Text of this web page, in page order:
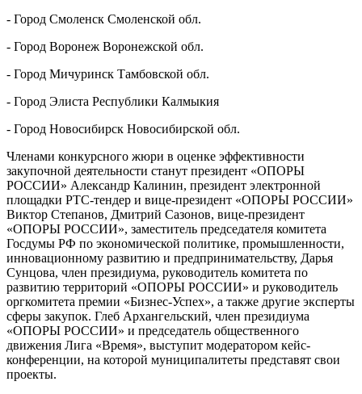
- Город Смоленск Смоленской обл.
- Город Воронеж Воронежской обл.
- Город Мичуринск Тамбовской обл.
- Город Элиста Республики Калмыкия
- Город Новосибирск Новосибирской обл.
Членами конкурсного жюри в оценке эффективности
закупочной деятельности станут президент «ОПОРЫ
РОССИИ» Александр Калинин, президент электронной
площадки РТС-тендер и вице-президент «ОПОРЫ РОССИИ»
Виктор Степанов, Дмитрий Сазонов, вице-президент
«ОПОРЫ РОССИИ», заместитель председателя комитета
Госдумы РФ по экономической политике, промышленности,
инновационному развитию и предпринимательству, Дарья
Сунцова, член президиума, руководитель комитета по
развитию территорий «ОПОРЫ РОССИИ» и руководитель
оргкомитета премии «Бизнес-Успех», а также другие эксперты
сферы закупок. Глеб Архангельский, член президиума
«ОПОРЫ РОССИИ» и председатель общественного
движения Лига «Время», выступит модератором кейс-
конференции, на которой муниципалитеты представят свои
проекты.